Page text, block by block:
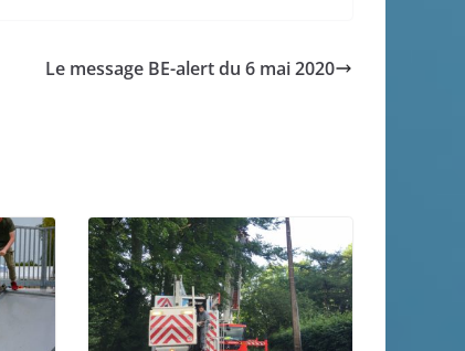
Le message BE-alert du 6 mai 2020